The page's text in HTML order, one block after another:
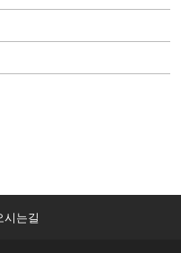
시는길